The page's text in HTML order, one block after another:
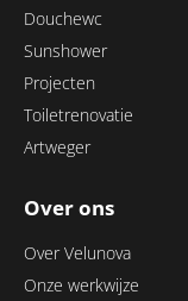
Douchewc
Sunshower
Projecten
Toiletrenovatie
Artweger
Over ons
Over Velunova
Onze werkwijze